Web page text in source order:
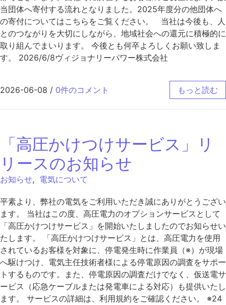
当団体へ寄付する流れとなりました。2025年度分の他団体へ
の寄付についてはこちらをご覧ください。 当社は今後も、人
とのつながりを大切にしながら、地域社会への還元に積極的に
取り組んでまいります。 今後とも何卒よろしくお願い致しま
す。 2026/6/8ヴィジョナリーパワー株式会社
2026-06-08 / 0件のコメント もっと読む
「高圧かけつけサービス」リ
リースのお知らせ
お知らせ, 電気について
平素より、弊社の電気をご利用いただき誠にありがとうござい
ます。 当社はこの度、高圧電力のオプションサービスとして
「高圧かけつけサービス」を開始いたしましたのでお知らせい
たします。 「高圧かけつけサービス」とは、高圧電力を使用
されているお客様を対象に、停電発生時に作業員（※）が現場
へ駆けつけ、電気主任技術者様による停電原因の調査をサポー
トするものです。また、停電原因の調査だけでなく、仮送電サ
ービス（応急ケーブルまたは発電車による対応）も提供いたし
ます。 サービスの詳細は、利用規約をご確認ください。 ※24